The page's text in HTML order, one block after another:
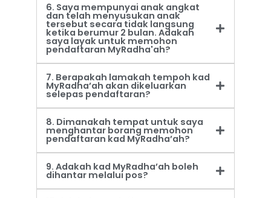
6. Saya mempunyai anak angkat
dan telah menyusukan anak
tersebut secara tidak langsung
ketika berumur 2 bulan. Adakah
saya layak untuk memohon
pendaftaran MyRadha'ah?
7. Berapakah lamakah tempoh kad
MyRadha’ah akan dikeluarkan
selepas pendaftaran?
8. Dimanakah tempat untuk saya
menghantar borang memohon
pendaftaran kad MyRadha’ah?
9. Adakah kad MyRadha’ah boleh
dihantar melalui pos?